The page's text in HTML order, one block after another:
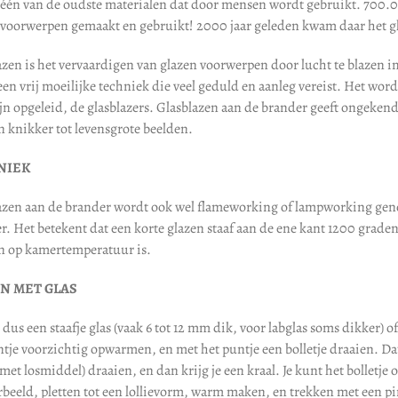
van de oudste materialen dat door mensen wordt gebruikt.
gemaakt en gebruikt! 2000 jaar geleden kwam daar het
is het vervaardigen van glazen voorwerpen door lucht te
vrij moeilijke techniek die veel geduld en aanleg vereist. Het
opgeleid, de glasblazers. Glasblazen aan de brander geeft
knikker tot levensgrote beelden.
aan de brander wordt ook wel flameworking of lampworking
Het betekent dat een korte glazen staaf aan de ene kant 1200
op kamertemperatuur is.
MET GLAS
een staafje glas (vaak 6 tot 12 mm dik, voor labglas soms dikker)
voorzichtig opwarmen, en met het puntje een bolletje draaien.
losmiddel) draaien, en dan krijg je een kraal. Je kunt het bolletje
pletten tot een lollievorm, warm maken, en trekken met een